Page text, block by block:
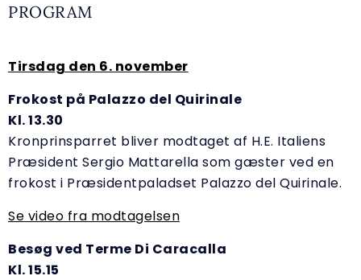
PROGRAM
Tirsdag den 6. november
Frokost på Palazzo del Quirinale
Kl. 13.30
Kronprinsparret bliver modtaget af H.E. Italiens
Præsident Sergio Mattarella som gæster ved en
frokost i Præsidentpaladset Palazzo del Quirinale.
Se video fra modtagelsen
Besøg ved Terme Di Caracalla
Kl. 15.15